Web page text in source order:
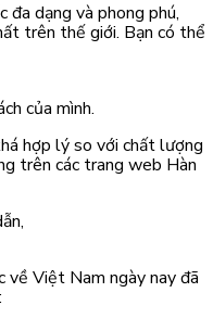
đa dạng và phong phú,
trên thế giới. Bạn có thể
của mình.
hợp lý so với chất lượng
trên các trang web Hàn
về Việt Nam ngày nay đã